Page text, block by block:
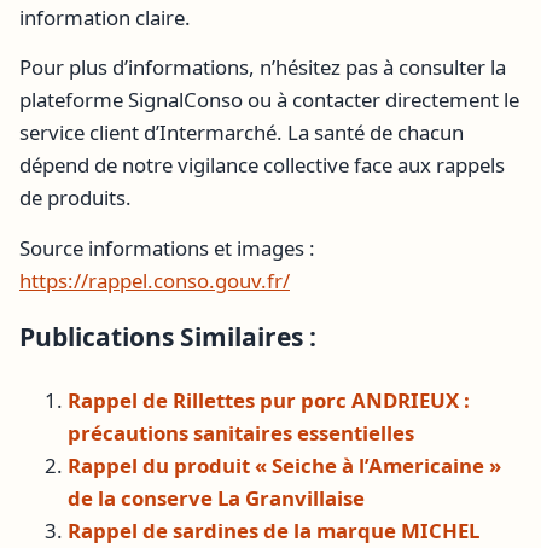
information claire.
Pour plus d’informations, n’hésitez pas à consulter la
plateforme SignalConso ou à contacter directement le
service client d’Intermarché. La santé de chacun
dépend de notre vigilance collective face aux rappels
de produits.
Source informations et images :
https://rappel.conso.gouv.fr/
Publications Similaires :
Rappel de Rillettes pur porc ANDRIEUX :
précautions sanitaires essentielles
Rappel du produit « Seiche à l’Americaine »
de la conserve La Granvillaise
Rappel de sardines de la marque MICHEL